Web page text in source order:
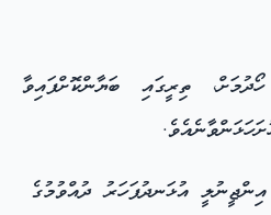
ތިރީގައި ބަޔާންކޮށްފައިވާ
އުޅަނދުފަހަރު ދުއްވުމުގެ